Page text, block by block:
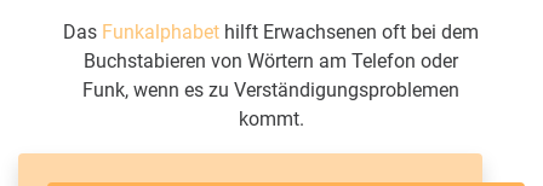
Das Funkalphabet hilft Erwachsenen oft bei dem
Buchstabieren von Wörtern am Telefon oder
Funk, wenn es zu Verständigungsproblemen
kommt.